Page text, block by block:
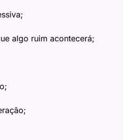
algo ruim acontecerá;